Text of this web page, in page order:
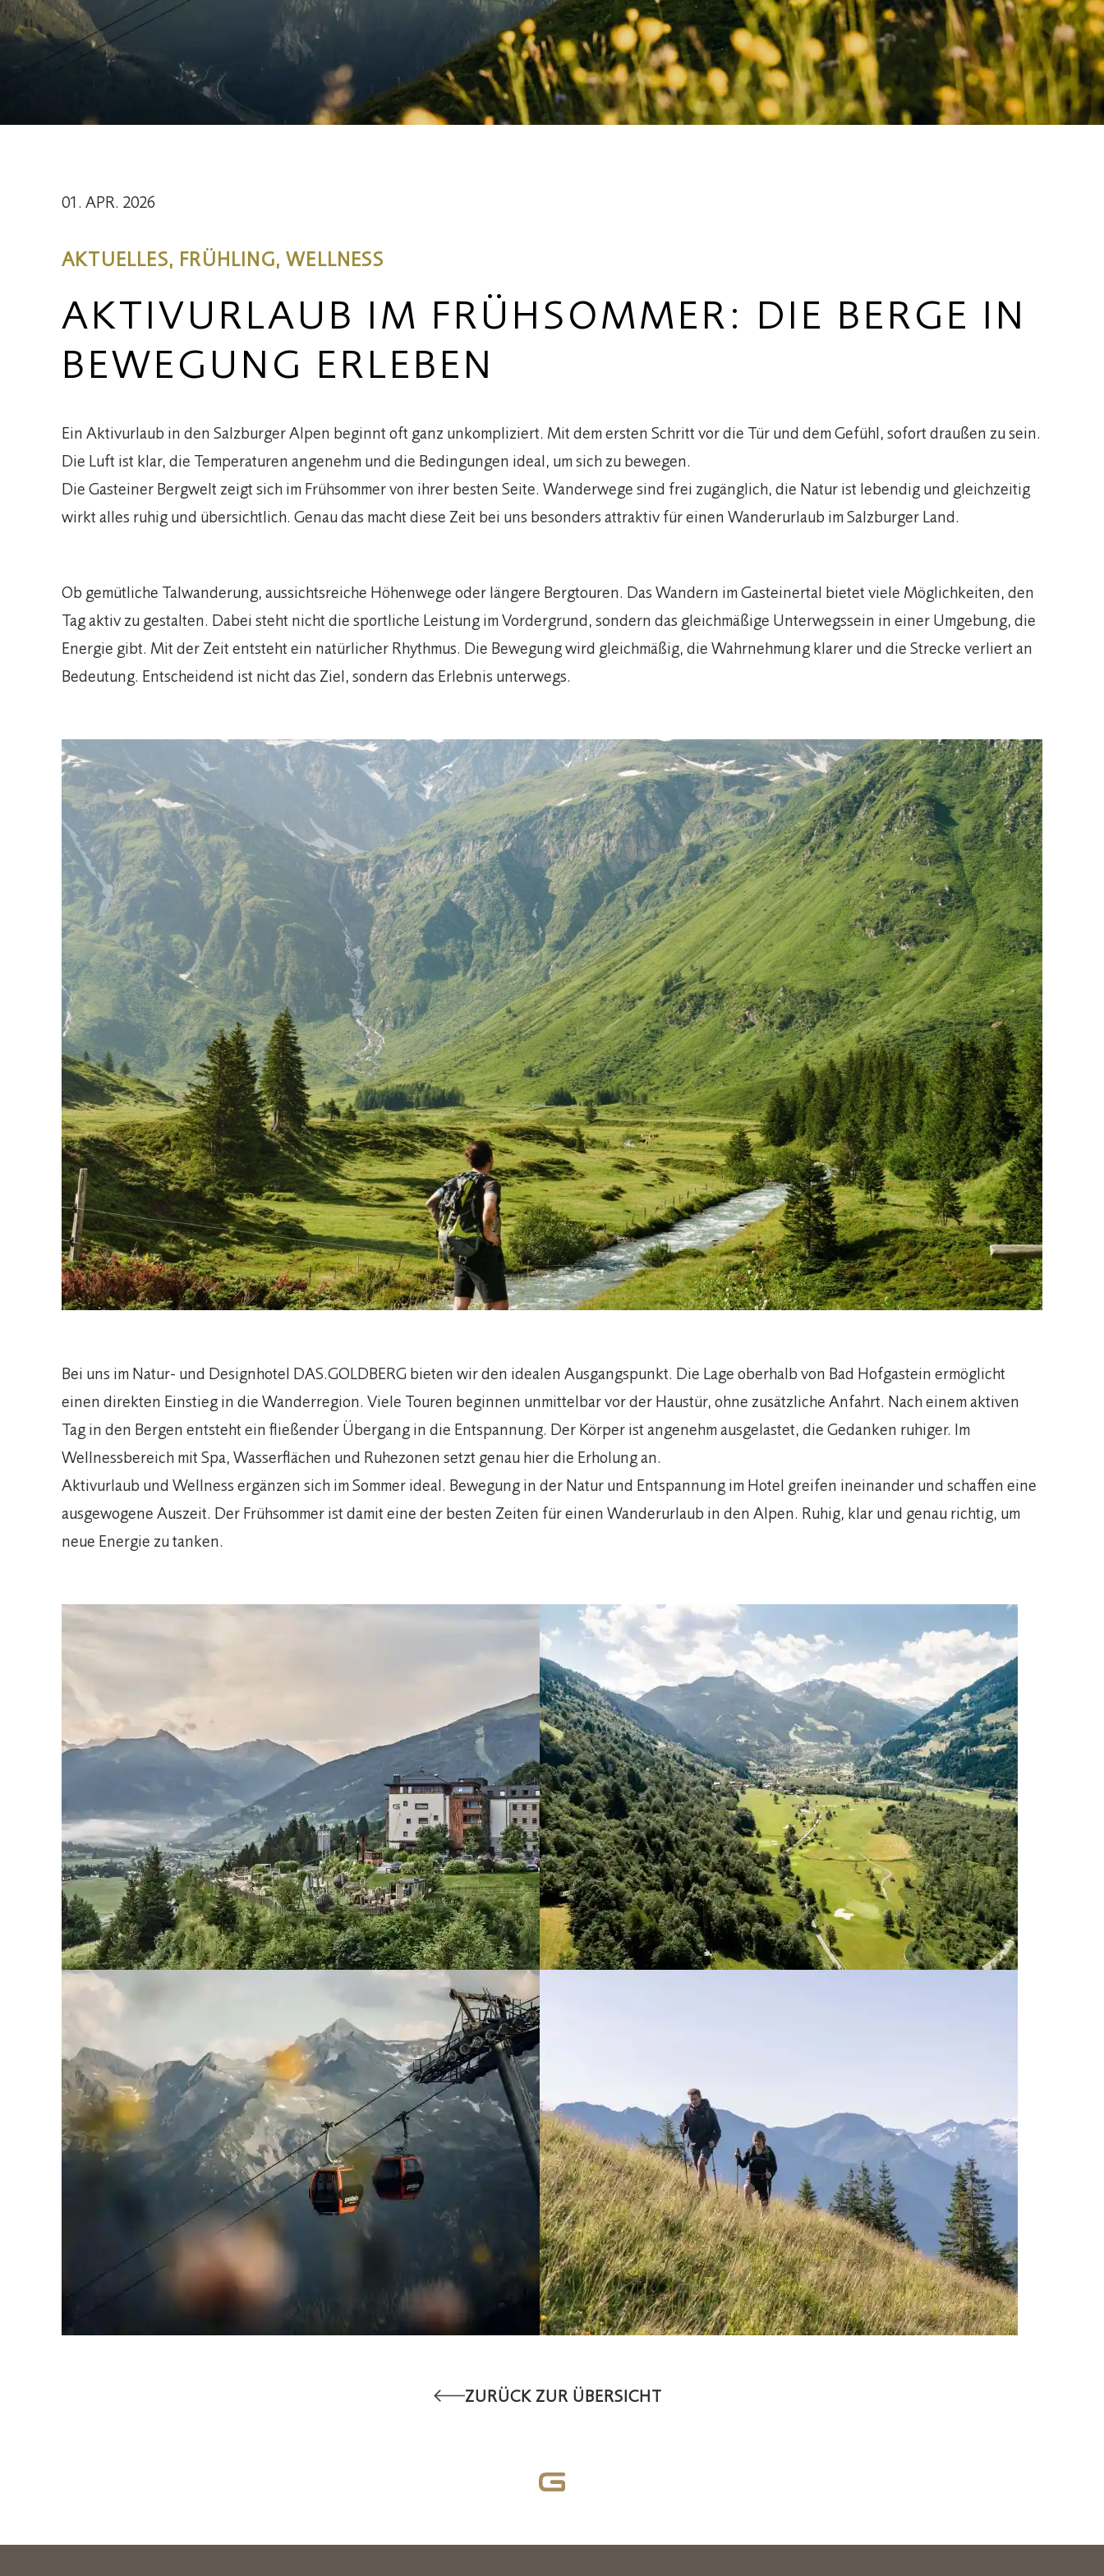
01. APR. 2026
AKTUELLES, FRÜHLING, WELLNESS
AKTIVURLAUB IM FRÜHSOMMER: DIE BERGE IN
BEWEGUNG ERLEBEN
Ein Aktivurlaub in den Salzburger Alpen beginnt oft ganz unkompliziert. Mit dem ersten Schritt vor die Tür und dem Gefühl, sofort draußen zu sein.
Die Luft ist klar, die Temperaturen angenehm und die Bedingungen ideal, um sich zu bewegen.
Die Gasteiner Bergwelt zeigt sich im Frühsommer von ihrer besten Seite. Wanderwege sind frei zugänglich, die Natur ist lebendig und gleichzeitig
wirkt alles ruhig und übersichtlich. Genau das macht diese Zeit bei uns besonders attraktiv für einen Wanderurlaub im Salzburger Land.
Ob gemütliche Talwanderung, aussichtsreiche Höhenwege oder längere Bergtouren. Das Wandern im Gasteinertal bietet viele Möglichkeiten, den
Tag aktiv zu gestalten. Dabei steht nicht die sportliche Leistung im Vordergrund, sondern das gleichmäßige Unterwegssein in einer Umgebung, die
Energie gibt. Mit der Zeit entsteht ein natürlicher Rhythmus. Die Bewegung wird gleichmäßig, die Wahrnehmung klarer und die Strecke verliert an
Bedeutung. Entscheidend ist nicht das Ziel, sondern das Erlebnis unterwegs.
Bei uns im Natur- und Designhotel DAS.GOLDBERG bieten wir den idealen Ausgangspunkt. Die Lage oberhalb von Bad Hofgastein ermöglicht
einen direkten Einstieg in die Wanderregion. Viele Touren beginnen unmittelbar vor der Haustür, ohne zusätzliche Anfahrt. Nach einem aktiven
Tag in den Bergen entsteht ein fließender Übergang in die Entspannung. Der Körper ist angenehm ausgelastet, die Gedanken ruhiger. Im
Wellnessbereich mit Spa, Wasserflächen und Ruhezonen setzt genau hier die Erholung an.
Aktivurlaub und Wellness ergänzen sich im Sommer ideal. Bewegung in der Natur und Entspannung im Hotel greifen ineinander und schaffen eine
ausgewogene Auszeit. Der Frühsommer ist damit eine der besten Zeiten für einen Wanderurlaub in den Alpen. Ruhig, klar und genau richtig, um
neue Energie zu tanken.
ZURÜCK ZUR ÜBERSICHT